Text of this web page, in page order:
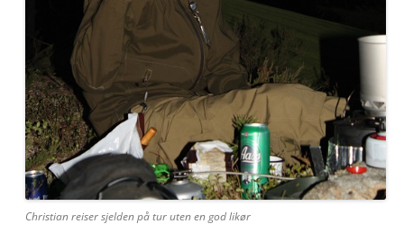
Christian reiser sjelden på tur uten en god likør